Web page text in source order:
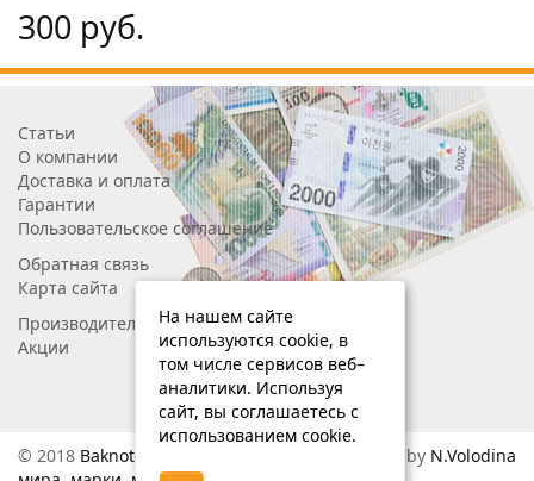
300 руб.
На нашем сайте
используются cookie, в
том числе сервисов веб–
аналитики. Используя
сайт, вы соглашаетесь с
использованием cookie.
Статьи
О компании
Доставка и оплата
Гарантии
Пользовательское соглашение
Обратная связь
Карта сайта
Производители
Акции
Designed by N.Volodina
© 2018 BaknoteGo.ru — Банкноты